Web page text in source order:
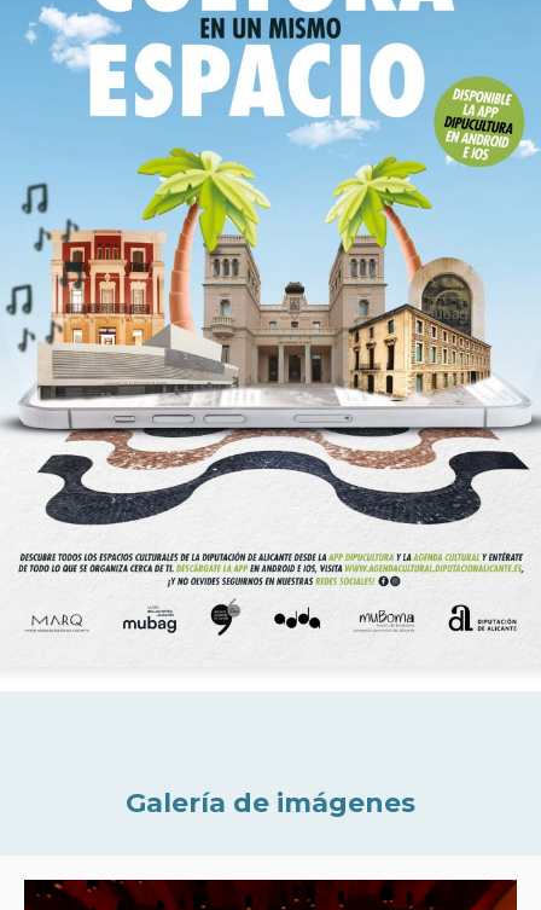
Galería de imágenes